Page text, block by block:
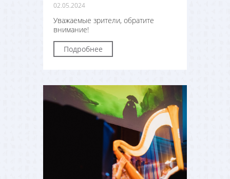
02.05.2024
Уважаемые зрители, обратите
внимание!
Подробнее